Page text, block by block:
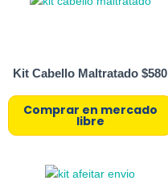
Kit Cabello Maltratado $580
Comprar en mercado
libre